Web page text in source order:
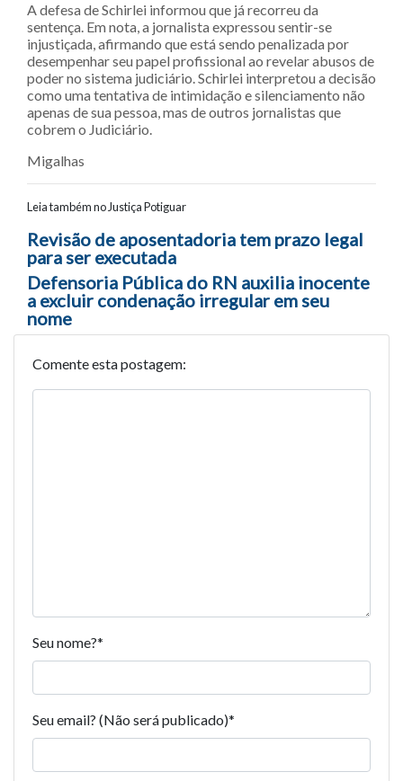
A defesa de Schirlei informou que já recorreu da
sentença. Em nota, a jornalista expressou sentir-se
injustiçada, afirmando que está sendo penalizada por
desempenhar seu papel profissional ao revelar abusos de
poder no sistema judiciário. Schirlei interpretou a decisão
como uma tentativa de intimidação e silenciamento não
apenas de sua pessoa, mas de outros jornalistas que
cobrem o Judiciário.
Migalhas
Leia também no Justiça Potiguar
Navegação entre posts
Revisão de aposentadoria tem prazo legal
para ser executada
Defensoria Pública do RN auxilia inocente
a excluir condenação irregular em seu
nome
Comente esta postagem:
Seu nome?*
Seu email? (Não será publicado)*